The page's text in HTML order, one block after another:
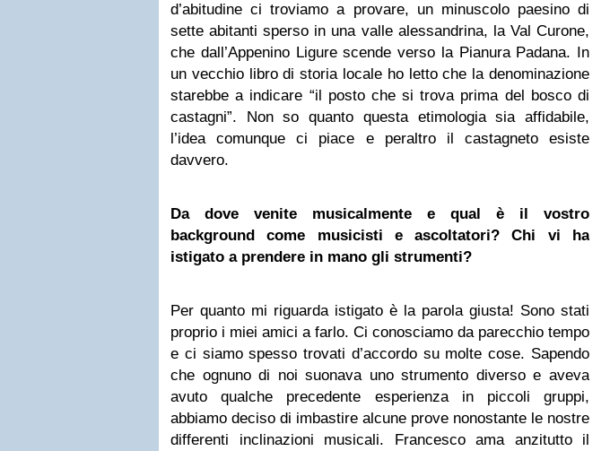
d’abitudine ci troviamo a provare, un minuscolo paesino di
sette abitanti sperso in una valle alessandrina, la Val Curone,
che dall’Appenino Ligure scende verso la Pianura Padana. In
un vecchio libro di storia locale ho letto che la denominazione
starebbe a indicare “il posto che si trova prima del bosco di
castagni”. Non so quanto questa etimologia sia affidabile,
l’idea comunque ci piace e peraltro il castagneto esiste
davvero.
Da dove venite musicalmente e qual è il vostro
background come musicisti e ascoltatori? Chi vi ha
istigato a prendere in mano gli strumenti?
Per quanto mi riguarda istigato è la parola giusta! Sono stati
proprio i miei amici a farlo. Ci conosciamo da parecchio tempo
e ci siamo spesso trovati d’accordo su molte cose. Sapendo
che ognuno di noi suonava uno strumento diverso e aveva
avuto qualche precedente esperienza in piccoli gruppi,
abbiamo deciso di imbastire alcune prove nonostante le nostre
differenti inclinazioni musicali. Francesco ama anzitutto il